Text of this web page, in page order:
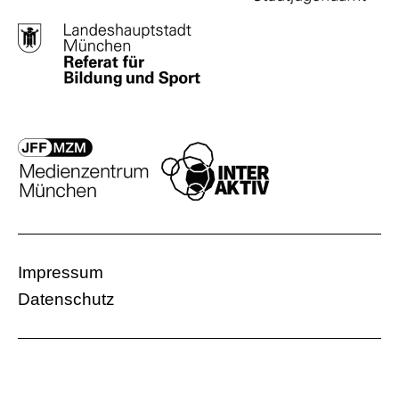
Impressum
Datenschutz